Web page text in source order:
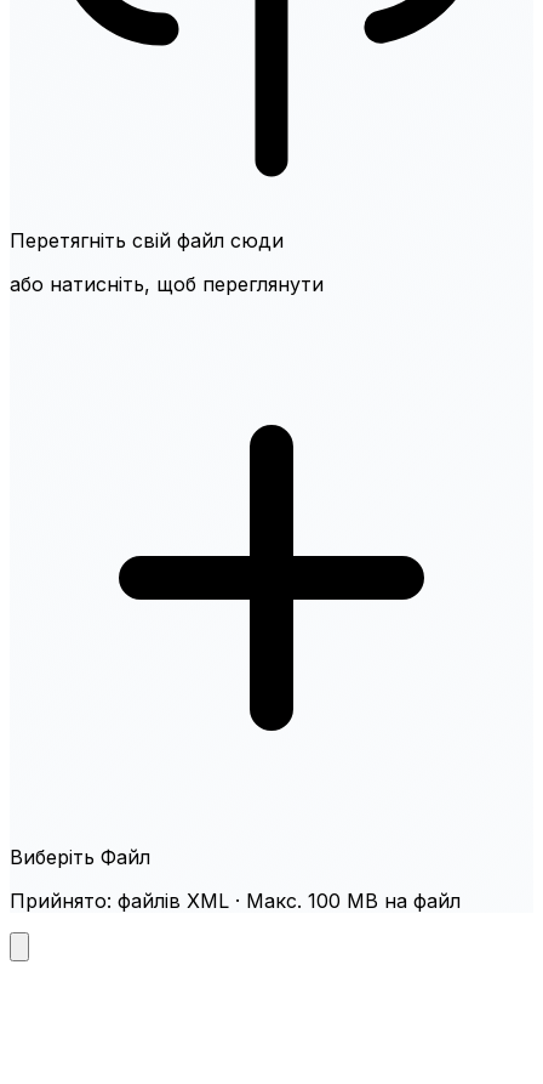
Перетягніть свій файл сюди
або натисніть, щоб переглянути
Виберіть Файл
Прийнято: файлів XML · Макс. 100 MB на файл